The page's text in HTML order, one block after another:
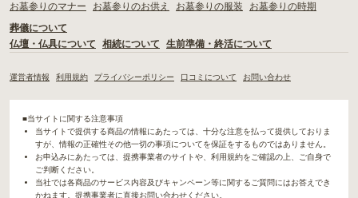
お墓参りのマナー
お墓参りのお供え お墓参りの服装
お墓参りの時期
葬儀について
仏壇・仏具について
相続について 生前準備・終活について
運営者情報 利用規約 プライバシーポリシー 口コミについて お問い合わせ
■当サイトに関する注意事項
当サイトで提供する商品の情報にあたっては、十分な注意を払って提供しておりま
すが、情報の正確性その他一切の事項についてを保証をするものではありません。
お申込みにあたっては、提携事業者のサイトや、利用規約をご確認の上、ご自身で
ご判断ください。
当社では各商品のサービス内容及びキャンペーン等に関するご質問にはお答えでき
かねます。提携事業者に直接お問い合わせください。